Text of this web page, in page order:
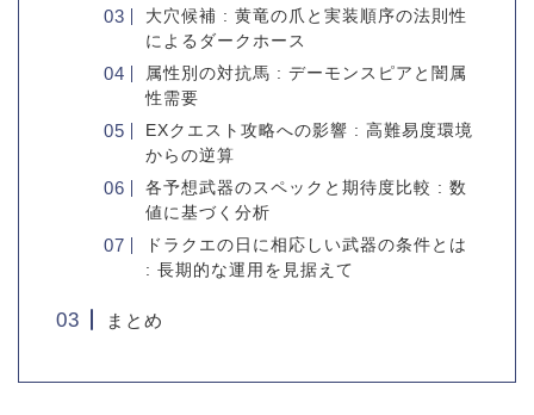
大穴候補 : 黄竜の爪と実装順序の法則性
によるダークホース
属性別の対抗馬 : デーモンスピアと闇属
性需要
EXクエスト攻略への影響 : 高難易度環境
からの逆算
各予想武器のスペックと期待度比較 : 数
値に基づく分析
ドラクエの日に相応しい武器の条件とは
: 長期的な運用を見据えて
まとめ